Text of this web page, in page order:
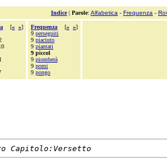
Indice| Parole: Alfabetica - Frequenza -
[« »]
Frequenza [« »]
9 perseguiti
9 piaciuto
9 piantati
9 piccol
9 piomberà
9 pomi
9 pongo
Capitolo:Versetto